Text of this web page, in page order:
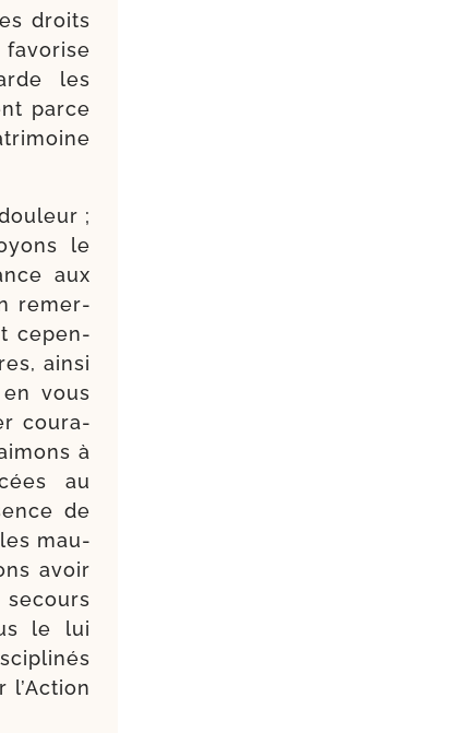
droits
les
parce
;
le
aux
remer­
cepen­
ain­si
vous
cou­ra­
à
au
de
les mau­
avoir
secours
le lui